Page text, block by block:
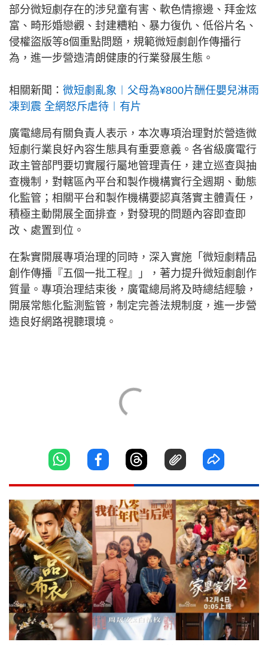
部分微短劇存在的涉兒童有害、軟色情擦邊、拜金炫
富、畸形婚戀觀、封建糟粕、暴力復仇、低俗片名、
侵權盜版等8個重點問題，規範微短劇創作傳播行
為，進一步營造清朗健康的行業發展生態。
相關新聞： 微短劇亂象︱父母為¥800片酬任嬰兒淋雨
凍到震 全網怒斥虐待︱有片
廣電總局有關負責人表示，本次專項治理對於營造微
短劇行業良好內容生態具有重要意義。各省級廣電行
政主管部門要切實履行屬地管理責任，建立巡查與抽
查機制，對轄區內平台和製作機構實行全週期、動態
化監管；相關平台和製作機構要認真落實主體責任，
積極主動開展全面排查，對發現的問題內容即查即
改、處置到位。
在紮實開展專項治理的同時，深入實施「微短劇精品
創作傳播『五個一批工程』」，著力提升微短劇創作
質量。專項治理結束後，廣電總局將及時總結經驗，
開展常態化監測監管，制定完善法規制度，進一步營
造良好網路視聽環境。